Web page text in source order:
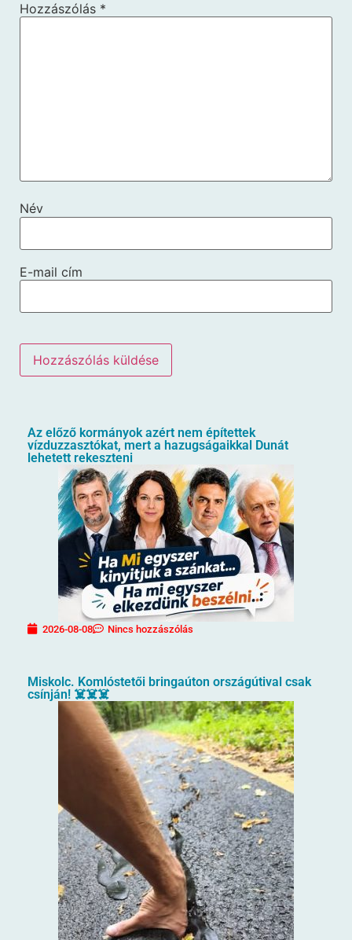
Hozzászólás *
Név
E-mail cím
Az előző kormányok azért nem építettek
vízduzzasztókat, mert a hazugságaikkal Dunát
lehetett rekeszteni
2026-08-08 Nincs hozzászólás
Miskolc. Komlóstetői bringaúton országútival csak
csínján! ☠️☠️☠️